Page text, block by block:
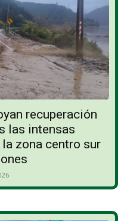
recuperación
las intensas
zona centro sur